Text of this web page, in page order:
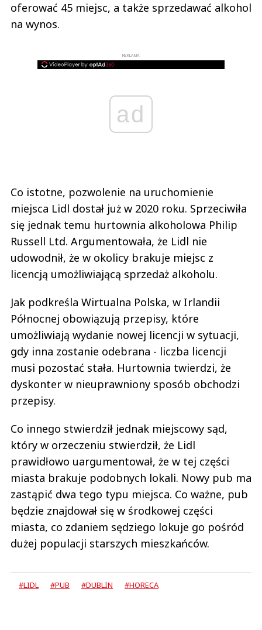
oferować 45 miejsc, a także sprzedawać alkohol
na wynos.
REKLAMA
ad
Co istotne, pozwolenie na uruchomienie
miejsca Lidl dostał już w 2020 roku. Sprzeciwiła
się jednak temu hurtownia alkoholowa Philip
Russell Ltd. Argumentowała, że Lidl nie
udowodnił, że w okolicy brakuje miejsc z
licencją umożliwiającą sprzedaż alkoholu.
Jak podkreśla Wirtualna Polska, w Irlandii
Północnej obowiązują przepisy, które
umożliwiają wydanie nowej licencji w sytuacji,
gdy inna zostanie odebrana - liczba licencji
musi pozostać stała. Hurtownia twierdzi, że
dyskonter w nieuprawniony sposób obchodzi
przepisy.
Co innego stwierdził jednak miejscowy sąd,
który w orzeczeniu stwierdził, że Lidl
prawidłowo uargumentował, że w tej części
miasta brakuje podobnych lokali. Nowy pub ma
zastąpić dwa tego typu miejsca. Co ważne, pub
będzie znajdował się w środkowej części
miasta, co zdaniem sędziego lokuje go pośród
dużej populacji starszych mieszkańców.
#LIDL #PUB #DUBLIN #HORECA